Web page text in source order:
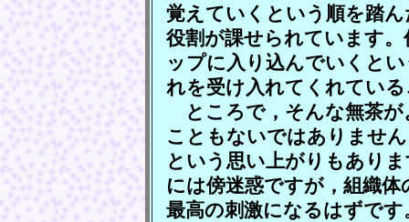
覚えていくという順を踏
役割が課せられています
ップに入り込んでいくと
れを受け入れてくれてい
ところで，そんな無茶が
こともないではありませ
という思い上がりもあり
には傍迷惑ですが，組織
最高の刺激になるはずで